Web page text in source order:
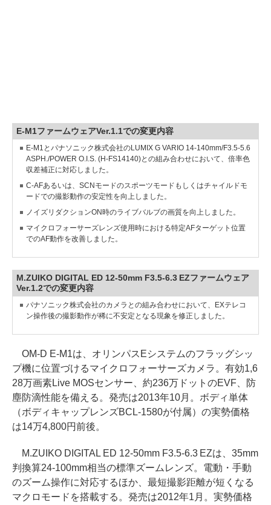
E-M1ファームウェアVer.1.1での変更内容
E-M1とパナソニック株式会社のLUMIX G VARIO 14-140mm/F3.5-5.6
ASPH./POWER O.I.S. (H-FS14140)との組み合わせにおいて、倍率色
収差補正に対応しました。
C-AFあるいは、SCNモードのスポーツモードもしくはチャイルドモ
ードでの撮影動作の安定性を向上しました。
ノイズリダクションON時のライブバルブの画質を向上しました。
マイクロフォーサーズレンズ使用時における特定AFターゲット位置
でのAF動作を改善しました。
M.ZUIKO DIGITAL ED 12-50mm F3.5-6.3 EZファームウェア
Ver.1.2での変更内容
パナソニック株式会社のカメラとの組み合わせにおいて、EXテレコ
ン操作後の撮影動作が稀に不安定となる現象を修正しました。
OM-D E-M1は、オリンパスEシステムのフラッグシッ
プ機に位置づけるマイクロフォーサーズカメラ。有効1,6
28万画素Live MOSセンサー、約236万ドットのEVF、防
塵防滴性能を備える。発売は2013年10月。ボディ単体
（ボディキャップレンズBCL-1580が付属）の実勢価格
は14万4,800円前後。
M.ZUIKO DIGITAL ED 12-50mm F3.5-6.3 EZは、35mm
判換算24-100mm相当の標準ズームレンズ。電動・手動
のズーム操作に対応するほか、最短撮影距離が短くなる
マクロモードを搭載する。発売は2012年1月。実勢価格